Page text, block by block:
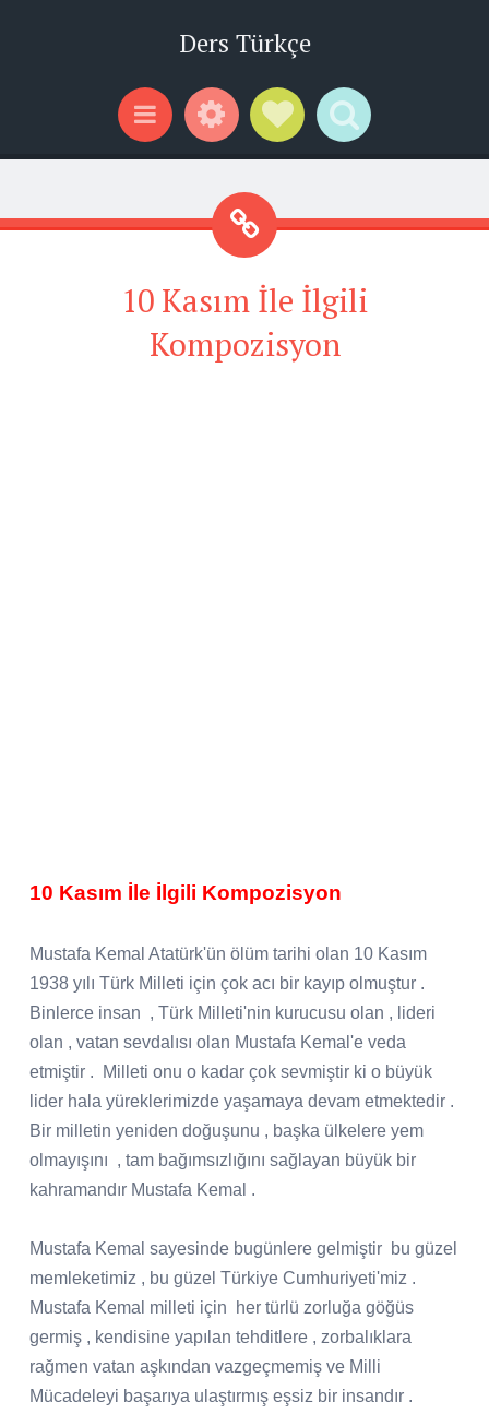
Ders Türkçe
Menu WidgetsSocial Links
Search
10 Kasım İle İlgili
Kompozisyon
10 Kasım İle İlgili Kompozisyon
Mustafa Kemal Atatürk'ün ölüm tarihi olan 10 Kasım
1938 yılı Türk Milleti için çok acı bir kayıp olmuştur .
Binlerce insan , Türk Milleti'nin kurucusu olan , lideri
olan , vatan sevdalısı olan Mustafa Kemal'e veda
etmiştir . Milleti onu o kadar çok sevmiştir ki o büyük
lider hala yüreklerimizde yaşamaya devam etmektedir .
Bir milletin yeniden doğuşunu , başka ülkelere yem
olmayışını , tam bağımsızlığını sağlayan büyük bir
kahramandır Mustafa Kemal .
Mustafa Kemal sayesinde bugünlere gelmiştir bu güzel
memleketimiz , bu güzel Türkiye Cumhuriyeti'miz .
Mustafa Kemal milleti için her türlü zorluğa göğüs
germiş , kendisine yapılan tehditlere , zorbalıklara
rağmen vatan aşkından vazgeçmemiş ve Milli
Mücadeleyi başarıya ulaştırmış eşsiz bir insandır .